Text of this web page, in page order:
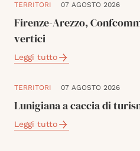
TERRITORI 07 AGOSTO 2026
Firenze-Arezzo,
vertici
Leggi tutto
TERRITORI 07 AGOSTO 2026
Lunigiana a caccia di
Leggi tutto